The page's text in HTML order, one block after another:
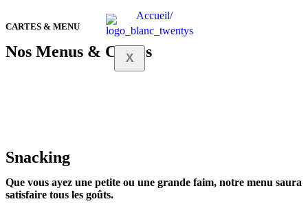
X
Accueil/
CARTES & MENU
Nos Menus & Cartes
Snacking
Que vous ayez une petite ou une grande faim, notre menu saura
satisfaire tous les goûts.